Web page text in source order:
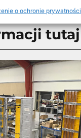
o ochronie prywatności
tutaj